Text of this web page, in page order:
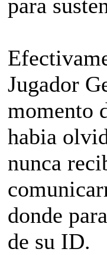
para
Jugador
momento
habia
nunca
donde
de su ID.